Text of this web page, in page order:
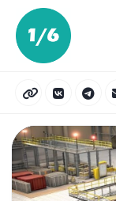
Перейти
содержанию